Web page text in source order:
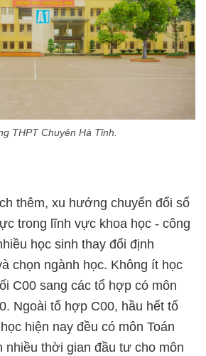
THPT Chuyên Hà Tĩnh.
thêm, xu hướng chuyển đổi số
trong lĩnh vực khoa học - công
học sinh thay đổi định
chọn ngành học. Không ít học
C00 sang các tổ hợp có môn
Ngoài tổ hợp C00, hầu hết tổ
hiện nay đều có môn Toán
nhiều thời gian đầu tư cho môn